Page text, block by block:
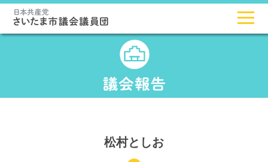
松村としお